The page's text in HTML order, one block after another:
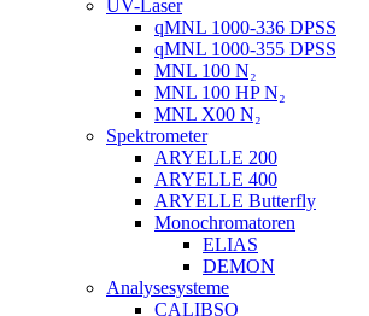
UV-Laser
qMNL 1000-336 DPSS
qMNL 1000-355 DPSS
MNL 100 N₂
MNL 100 HP N₂
MNL X00 N₂
Spektrometer
ARYELLE 200
ARYELLE 400
ARYELLE Butterfly
Monochromatoren
ELIAS
DEMON
Analysesysteme
CALIBSO